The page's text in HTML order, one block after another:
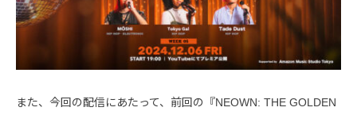
また、今回の配信にあたって、前回の『NEOWN: THE GOLDEN